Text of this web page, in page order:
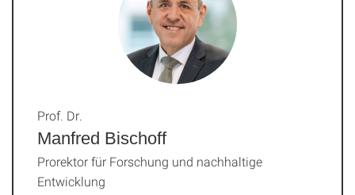
Manfred Bischoff
Prof. Dr.
Prorektor für Forschung und nachhaltige
Entwicklung